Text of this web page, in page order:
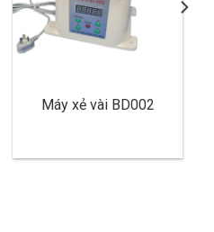
Máy xẻ vài BD002